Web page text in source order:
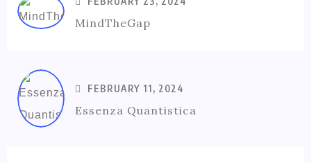
MindTheGap
FEBRUARY 11, 2024
Essenza Quantistica